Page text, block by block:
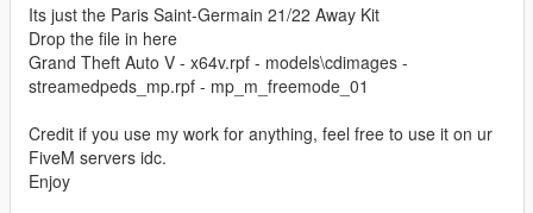
Its just the Paris Saint-Germain 21/22 Away Kit
Drop the file in here
Grand Theft Auto V - x64v.rpf - models\cdimages -
streamedpeds_mp.rpf - mp_m_freemode_01
Credit if you use my work for anything, feel free to use it on ur
FiveM servers idc.
Enjoy